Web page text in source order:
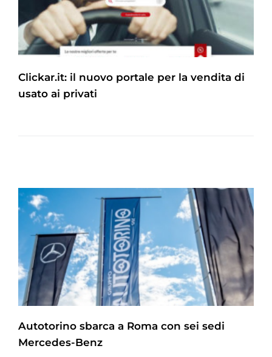
Clickar.it: il nuovo portale per la vendita di
usato ai privati
Autotorino sbarca a Roma con sei sedi
Mercedes-Benz